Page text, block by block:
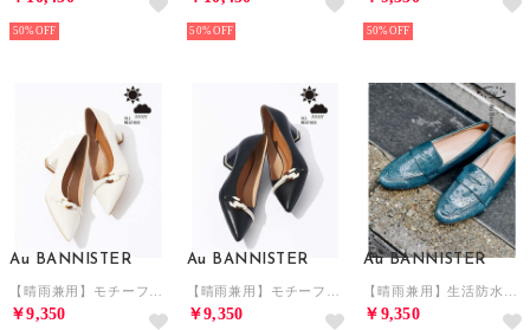
50% 50% 50%
Au BANNISTER
￥9,350
Au BANNISTER
￥9,350
Au BANNISTER
￥9,350